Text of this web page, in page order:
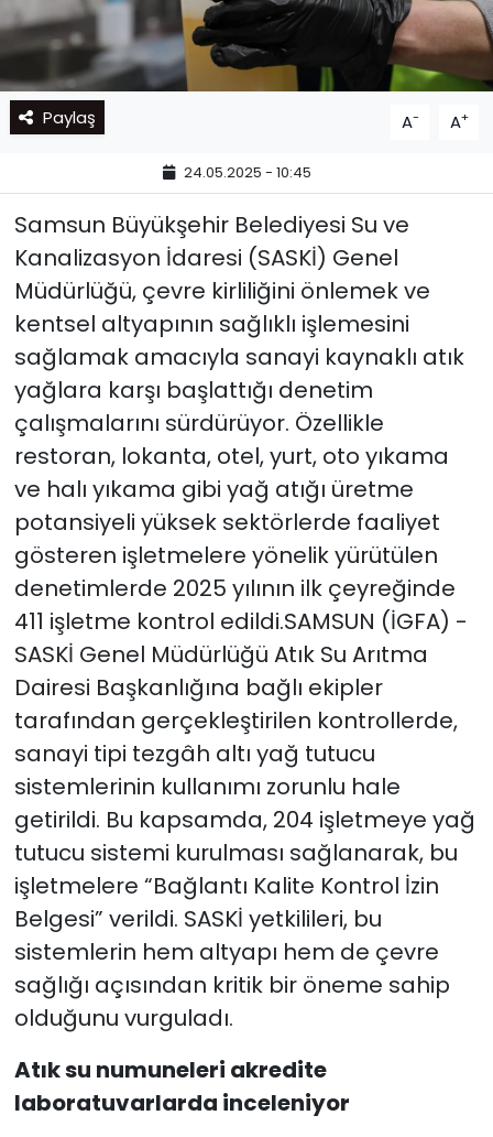
Paylaş A- A+
24.05.2025 - 10:45
Samsun Büyükşehir Belediyesi Su ve
Kanalizasyon İdaresi (SASKİ) Genel
Müdürlüğü, çevre kirliliğini önlemek ve
kentsel altyapının sağlıklı işlemesini
sağlamak amacıyla sanayi kaynaklı atık
yağlara karşı başlattığı denetim
çalışmalarını sürdürüyor. Özellikle
restoran, lokanta, otel, yurt, oto yıkama
ve halı yıkama gibi yağ atığı üretme
potansiyeli yüksek sektörlerde faaliyet
gösteren işletmelere yönelik yürütülen
denetimlerde 2025 yılının ilk çeyreğinde
411 işletme kontrol edildi.SAMSUN (İGFA) -
SASKİ Genel Müdürlüğü Atık Su Arıtma
Dairesi Başkanlığına bağlı ekipler
tarafından gerçekleştirilen kontrollerde,
sanayi tipi tezgâh altı yağ tutucu
sistemlerinin kullanımı zorunlu hale
getirildi. Bu kapsamda, 204 işletmeye yağ
tutucu sistemi kurulması sağlanarak, bu
işletmelere “Bağlantı Kalite Kontrol İzin
Belgesi” verildi. SASKİ yetkilileri, bu
sistemlerin hem altyapı hem de çevre
sağlığı açısından kritik bir öneme sahip
olduğunu vurguladı.
Atık su numuneleri akredite
laboratuvarlarda inceleniyor